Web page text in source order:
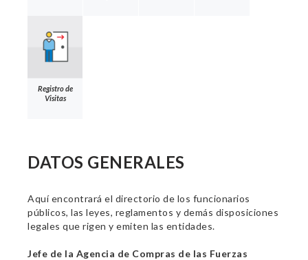
Registro de
Visitas
DATOS GENERALES
Aquí encontrará el directorio de los funcionarios
públicos, las leyes, reglamentos y demás disposiciones
legales que rigen y emiten las entidades.
Jefe de la Agencia de Compras de las Fuerzas